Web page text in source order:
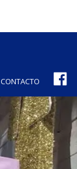
CONTACTO